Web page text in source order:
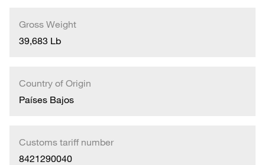
Gross Weight
39,683 Lb
Country of Origin
Países Bajos
Customs tariff number
8421290040